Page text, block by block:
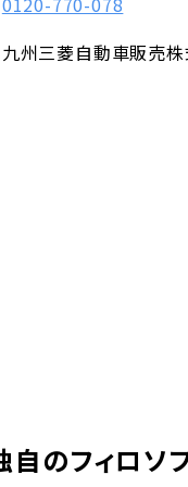
九州三菱自動車販売
自のフィロソ